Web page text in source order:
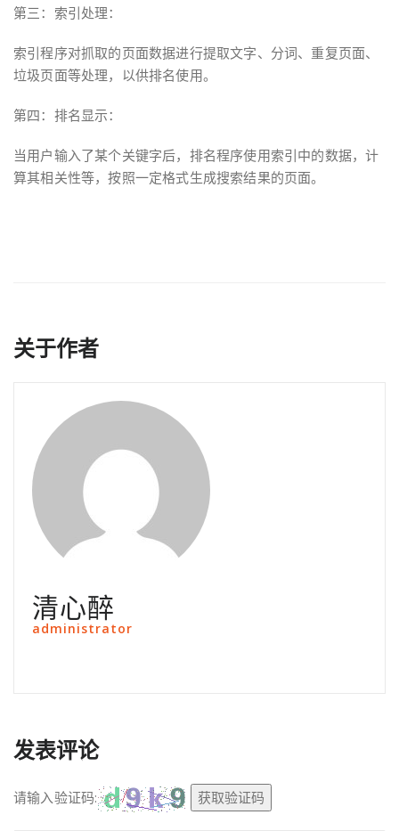
第三：索引处理：
索引程序对抓取的页面数据进行提取文字、分词、重复页面、
垃圾页面等处理，以供排名使用。
第四：排名显示：
当用户输入了某个关键字后，排名程序使用索引中的数据，计
算其相关性等，按照一定格式生成搜索结果的页面。
关于作者
清心醉
administrator
发表评论
请输入验证码: 获取验证码